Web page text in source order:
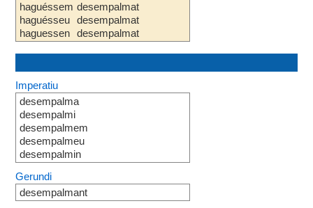
haguéssem
haguésseu
haguessen
desempalmat
desempalmat
desempalmat
Imperatiu
desempalma
desempalmi
desempalmem
desempalmeu
desempalmin
Gerundi
desempalmant